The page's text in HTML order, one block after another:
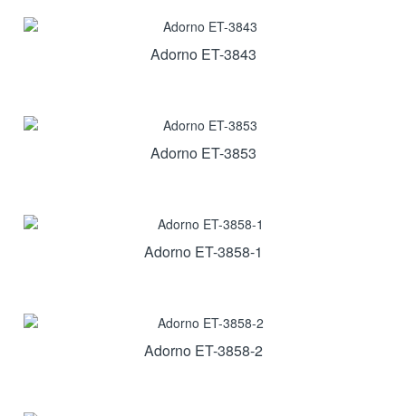
Adorno ET-3843
Adorno ET-3853
Adorno ET-3858-1
Adorno ET-3858-2